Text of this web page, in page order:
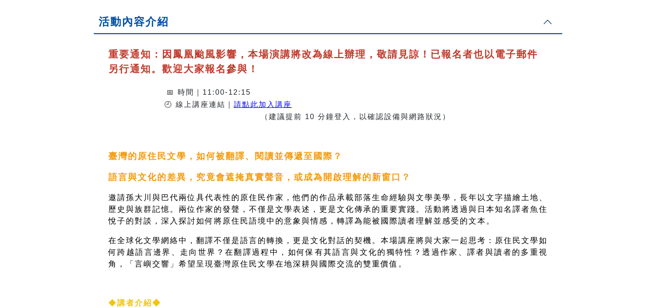
活動內容介紹
重要通知：因鳳凰颱風影響，本場演講將改為線上辦理，敬請見諒！已報名者也以電子郵件
另行通知。 歡迎大家報名參與！
📅 時間｜11:00-12:15
🕘 線上講座連結｜ 請點此加入講座
（建議提前 10 分鐘登入，以確認設備與網路狀況）
臺灣的原住民文學，如何被翻譯、閱讀並傳遞至國際？
語言與文化的差異，究竟會遮掩真實聲音，或成為開啟理解的新窗口？
邀請孫大川與巴代兩位具代表性的原住民作家，他們的作品承載部落生命經驗與文學美學，長年以文字描繪土地、
歷史與族群記憶。兩位作家的發聲，不僅是文學表述，更是文化傳承的重要實踐。活動將透過與日本知名譯者魚住
悅子的對談，深入探討如何將原住民語境中的意象與情感，轉譯為能被國際讀者理解並感受的文本。
在全球化文學網絡中，翻譯不僅是語言的轉換，更是文化對話的契機。本場講座將與大家一起思考：原住民文學如
何跨越語言邊界、走向世界？在翻譯過程中，如何保有其語言與文化的獨特性？透過作家、譯者與讀者的多重視
角，「言嶼交響」希望呈現臺灣原住民文學在地深耕與國際交流的雙重價值。
◆講者介紹◆